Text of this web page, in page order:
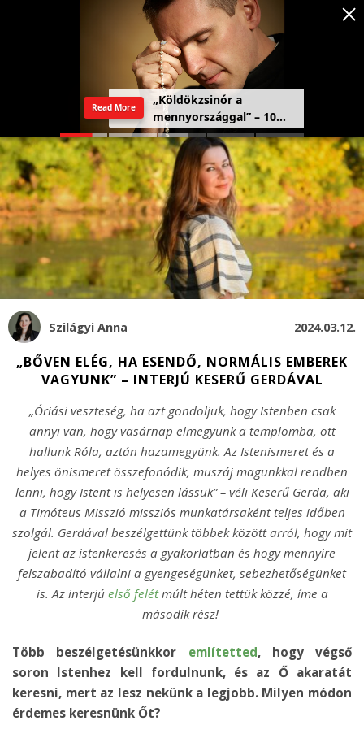
Szilágyi Anna 2024.03.12.
„BŐVEN ELÉG, HA ESENDŐ, NORMÁLIS EMBEREK
VAGYUNK” – INTERJÚ KESERŰ GERDÁVAL
„Óriási veszteség, ha azt gondoljuk, hogy Istenben csak
annyi van, hogy vasárnap elmegyünk a templomba, ott
hallunk Róla, aztán hazamegyünk. Az Istenismeret és a
helyes önismeret összefonódik, muszáj magunkkal rendben
lenni, hogy Istent is helyesen lássuk” – véli Keserű Gerda, aki
a Timóteus Misszió missziós munkatársaként teljes időben
szolgál. Gerdával beszélgettünk többek között arról, hogy mit
jelent az istenkeresés a gyakorlatban és hogy mennyire
felszabadító vállalni a gyengeségünket, sebezhetőségünket
is. Az interjú első felétmúlt héten tettük közzé, íme a
második rész!
„Köldökzsinór a
mennyországgal” – 10
férfi vallomása a
rózsafüzérről
Read More
Több beszélgetésünkkor említetted, hogy végső
soron Istenhez kell fordulnunk, és az Ő akaratát
keresni, mert az lesz nekünk a legjobb. Milyen módon
érdemes keresnünk Őt?